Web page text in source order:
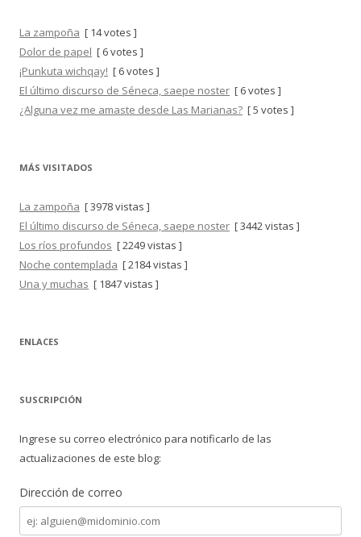
La zampoña [ 14 votes ]
Dolor de papel [ 6 votes ]
¡Punkuta wichqay! [ 6 votes ]
El último discurso de Séneca, saepe noster [ 6 votes ]
¿Alguna vez me amaste desde Las Marianas? [ 5 votes ]
MÁS VISITADOS
La zampoña [ 3978 vistas ]
El último discurso de Séneca, saepe noster [ 3442 vistas ]
Los ríos profundos [ 2249 vistas ]
Noche contemplada [ 2184 vistas ]
Una y muchas [ 1847 vistas ]
ENLACES
SUSCRIPCIÓN
Ingrese su correo electrónico para notificarlo de las
actualizaciones de este blog:
Dirección de correo
Dirección
de
correo